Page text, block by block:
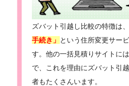
ズバット引越し比較の特徴は、
手続き」 という住所変更サー
す。他の一括見積りサイトに
で、これを理由にズバット引
者もたくさんいます。